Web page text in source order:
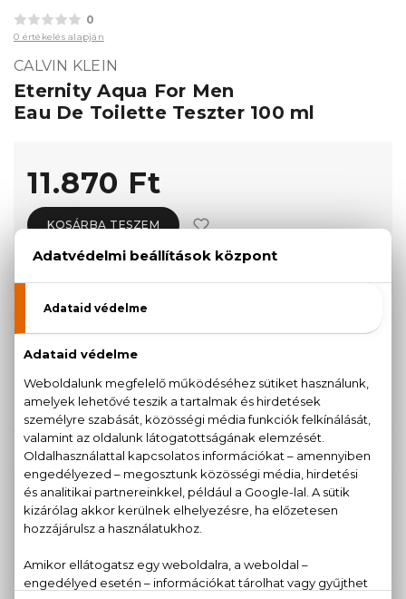
0
0 értékelés alapján
CALVIN KLEIN
Eternity Aqua For Men
Eau De Toilette Teszter 100 ml
11.870 Ft
KOSÁRBA TESZEM
Teszter 100 ml
KAPCSOLÓDÓ TERMÉKEK
100% eredeti termékek,14 napos visszaküldési
garanciával
Kérdésed van, elakadtál? Hívd ügyfélszolgálatunkat: